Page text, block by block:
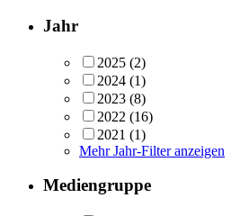
Jahr
2025 (2)
2024 (1)
2023 (8)
2022 (16)
2021 (1)
Mehr Jahr-Filter anzeigen
Mediengruppe